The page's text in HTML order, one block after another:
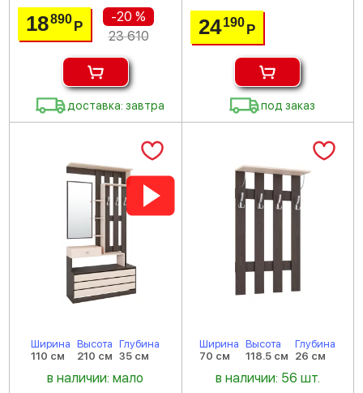
18890Р
-20 %
23 610
доставка: завтра
24 190 Р
под заказ
Ширина
110 см
Высота
210 см
Глубина
35 см
в наличии: мало
Ширина
70 см
Высота
118.5 см
Глубина
26 см
в наличии: 56 шт.